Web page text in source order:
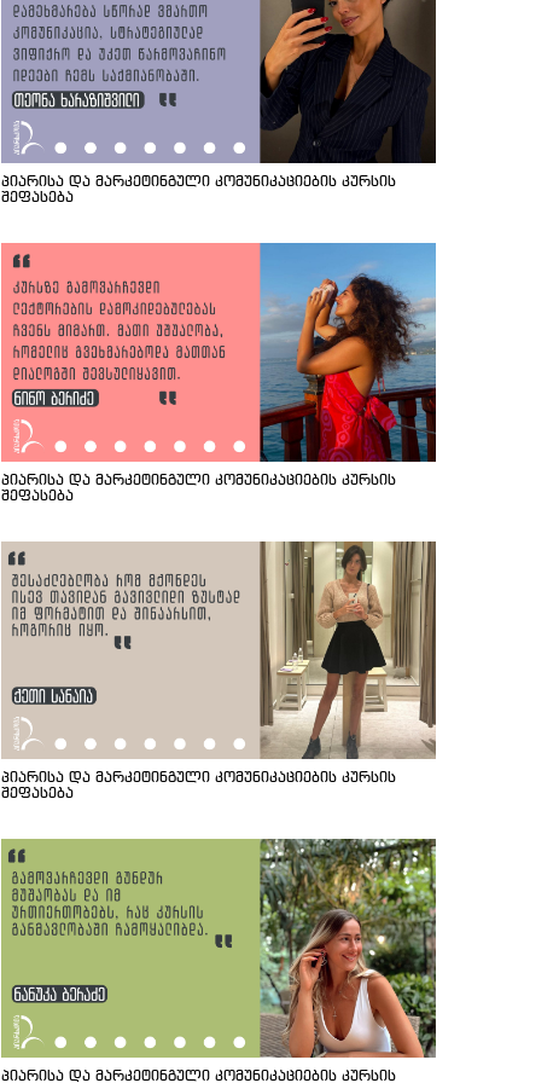
პიარისა და მარკეტინგული კომუნიკაციების კურსის
შეფასება
პიარისა და მარკეტინგული კომუნიკაციების კურსის
შეფასება
პიარისა და მარკეტინგული კომუნიკაციების კურსის
შეფასება
პიარისა და მარკეტინგული კომუნიკაციების კურსის